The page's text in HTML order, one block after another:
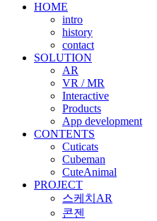
HOME
intro
history
contact
SOLUTION
AR
VR / MR
Interactive
Products
App development
CONTENTS
Cuticats
Cubeman
CuteAnimal
PROJECT
스케치AR
콘젠